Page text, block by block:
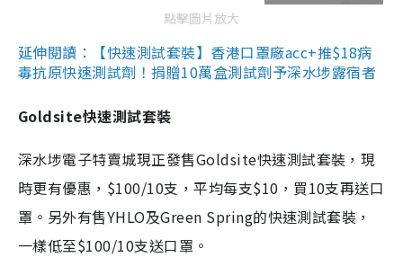
點擊圖片放大
延伸閱讀：【快速測試套裝】香港口罩廠acc+推$18病
毒抗原快速測試劑！捐贈10萬盒測試劑予深水埗露宿者
Goldsite快速測試套裝
深水埗電子特賣城現正發售Goldsite快速測試套裝，現
時更有優惠，$100/10支，平均每支$10，買10支再送口
罩。另外有售YHLO及Green Spring的快速測試套裝，
一樣低至$100/10支送口罩。